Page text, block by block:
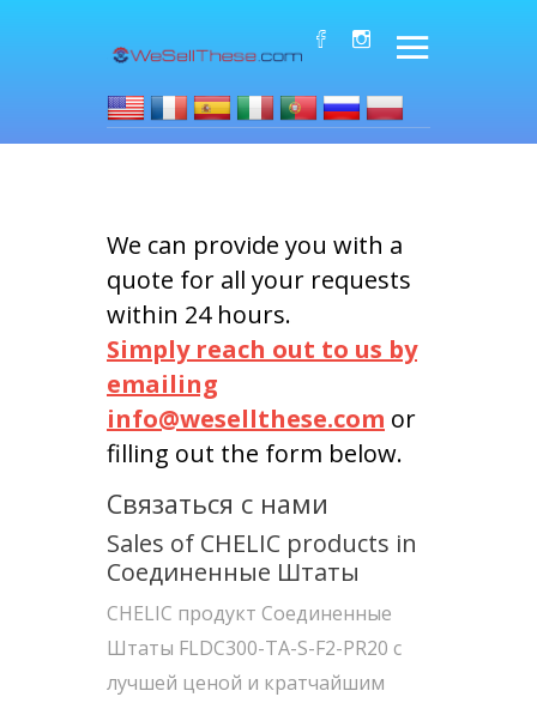
We can provide you with a
quote for all your requests
within 24 hours.
Simply reach out to us by
emailing
info@wesellthese.com or
filling out the form below.
Связаться с нами
Sales of CHELIC products in
Соединенные Штаты
CHELIC продукт Соединенные
Штаты FLDC300-TA-S-F2-PR20 с
лучшей ценой и кратчайшим